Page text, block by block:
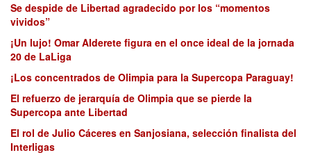
Se despide de Libertad agradecido por los “momentos
vividos”
¡Un lujo! Omar Alderete figura en el once ideal de la jornada
20 de LaLiga
¡Los concentrados de Olimpia para la Supercopa Paraguay!
El refuerzo de jerarquía de Olimpia que se pierde la
Supercopa ante Libertad
El rol de Julio Cáceres en Sanjosiana, selección finalista del
Interligas